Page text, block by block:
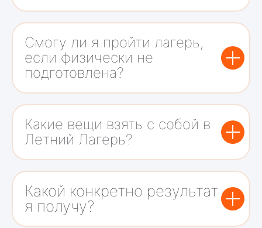
Смогу ли я пройти лагерь,
если физически не
подготовлена?
Какие вещи взять с собой в
Летний Лагерь?
Какой конкретно результат
я получу?